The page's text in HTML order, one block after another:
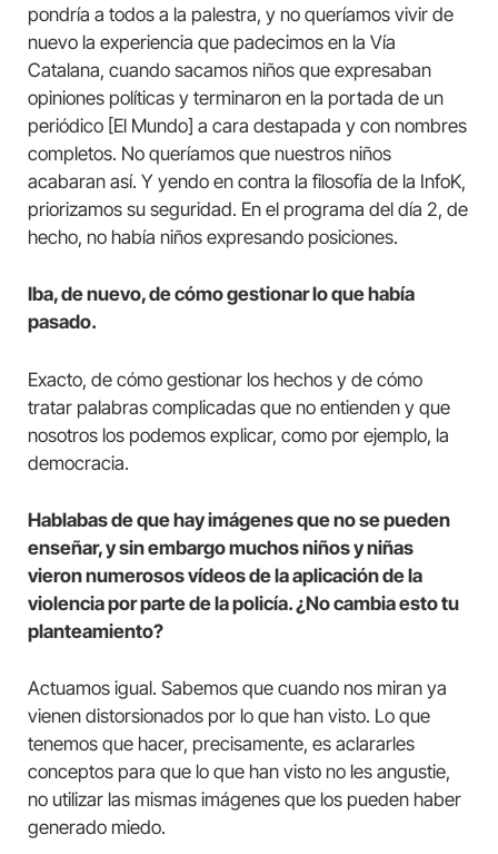
pondría a todos a la palestra, y no queríamos vivir de
nuevo la experiencia que padecimos en la Vía
Catalana, cuando sacamos niños que expresaban
opiniones políticas y terminaron en la portada de un
periódico [El Mundo] a cara destapada y con nombres
completos. No queríamos que nuestros niños
acabaran así. Y yendo en contra la filosofía de la InfoK,
priorizamos su seguridad. En el programa del día 2, de
hecho, no había niños expresando posiciones.
Iba, de nuevo, de cómo gestionar lo que había
pasado.
Exacto, de cómo gestionar los hechos y de cómo
tratar palabras complicadas que no entienden y que
nosotros los podemos explicar, como por ejemplo, la
democracia.
Hablabas de que hay imágenes que no se pueden
enseñar, y sin embargo muchos niños y niñas
vieron numerosos vídeos de la aplicación de la
violencia por parte de la policía. ¿No cambia esto tu
planteamiento?
Actuamos igual. Sabemos que cuando nos miran ya
vienen distorsionados por lo que han visto. Lo que
tenemos que hacer, precisamente, es aclararles
conceptos para que lo que han visto no les angustie,
no utilizar las mismas imágenes que los pueden haber
generado miedo.